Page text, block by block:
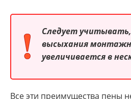
Следует
высыхания
увеличивается в
Все эти преимущества пены